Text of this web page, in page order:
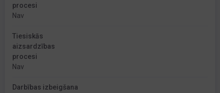
procesi
Nav
Tiesiskās
aizsardzības
procesi
Nav
Darbības izbeigšana